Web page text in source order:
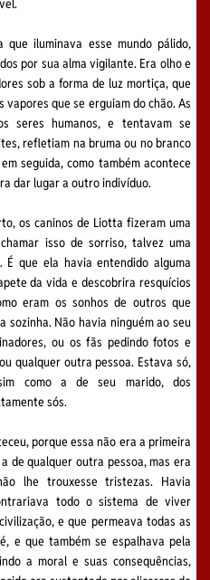
iluminava esse mundo pálido,
por sua alma vigilante. Era olho e
sob a forma de luz mortiça, que
vapores que se erguiam do chão. As
seres humanos, e tentavam se
refletiam na bruma ou no branco
seguida, como também acontece
dar lugar a outro indivíduo.
os caninos de Liotta fizeram uma
isso de sorriso, talvez uma
que ela havia entendido alguma
da vida e descobrira resquícios
eram os sonhos de outros que
sozinha. Não havia ninguém ao seu
ou os fãs pedindo fotos e
qualquer outra pessoa. Estava só,
como a de seu marido, dos
sós.
porque essa não era a primeira
de qualquer outra pessoa, mas era
lhe trouxesse tristezas. Havia
todo o sistema de viver
e que permeava todas as
e que também se espalhava pela
a moral e suas consequências,